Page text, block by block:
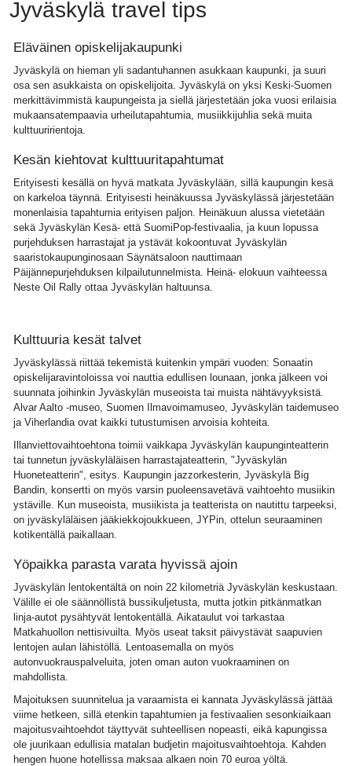
Jyväskylä travel tips
Eläväinen opiskelijakaupunki
Jyväskylä on hieman yli sadantuhannen asukkaan kaupunki, ja suuri
osa sen asukkaista on opiskelijoita. Jyväskylä on yksi Keski-Suomen
merkittävimmistä kaupungeista ja siellä järjestetään joka vuosi erilaisia
mukaansatempaavia urheilutapahtumia, musiikkijuhlia sekä muita
kulttuuririentoja.
Kesän kiehtovat kulttuuritapahtumat
Erityisesti kesällä on hyvä matkata Jyväskylään, sillä kaupungin kesä
on karkeloa täynnä. Erityisesti heinäkuussa Jyväskylässä järjestetään
monenlaisia tapahtumia erityisen paljon. Heinäkuun alussa vietetään
sekä Jyväskylän Kesä- että SuomiPop-festivaalia, ja kuun lopussa
purjehduksen harrastajat ja ystävät kokoontuvat Jyväskylän
saaristokaupunginosaan Säynätsaloon nauttimaan
Päijännepurjehduksen kilpailutunnelmista. Heinä- elokuun vaihteessa
Neste Oil Rally ottaa Jyväskylän haltuunsa.
Kulttuuria kesät talvet
Jyväskylässä riittää tekemistä kuitenkin ympäri vuoden: Sonaatin
opiskelijaravintoloissa voi nauttia edullisen lounaan, jonka jälkeen voi
suunnata joihinkin Jyväskylän museoista tai muista nähtävyyksistä.
Alvar Aalto -museo, Suomen Ilmavoimamuseo, Jyväskylän taidemuseo
ja Viherlandia ovat kaikki tutustumisen arvoisia kohteita.
Illanviettovaihtoehtona toimii vaikkapa Jyväskylän kaupunginteatterin
tai tunnetun jyväskyläläisen harrastajateatterin, "Jyväskylän
Huoneteatterin", esitys. Kaupungin jazzorkesterin, Jyväskylä Big
Bandin, konsertti on myös varsin puoleensavetävä vaihtoehto musiikin
ystäville. Kun museoista, musiikista ja teatterista on nautittu tarpeeksi,
on jyväskyläläisen jääkiekkojoukkueen, JYPin, ottelun seuraaminen
kotikentällä paikallaan.
Yöpaikka parasta varata hyvissä ajoin
Jyväskylän lentokentältä on noin 22 kilometriä Jyväskylän keskustaan.
Välille ei ole säännöllistä bussikuljetusta, mutta jotkin pitkänmatkan
linja-autot pysähtyvät lentokentällä. Aikataulut voi tarkastaa
Matkahuollon nettisivuilta. Myös useat taksit päivystävät saapuvien
lentojen aulan lähistöllä. Lentoasemalla on myös
autonvuokrauspalveluita, joten oman auton vuokraaminen on
mahdollista.
Majoituksen suunnitelua ja varaamista ei kannata Jyväskylässä jättää
viime hetkeen, sillä etenkin tapahtumien ja festivaalien sesonkiaikaan
majoitusvaihtoehdot täyttyvät suhteellisen nopeasti, eikä kapungissa
ole juurikaan edullisia matalan budjetin majoitusvaihtoehtoja. Kahden
hengen huone hotellissa maksaa alkaen noin 70 euroa yöltä.